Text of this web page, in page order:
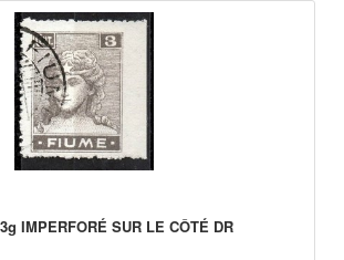
IMPERFORÉ SUR LE CÔTÉ DR